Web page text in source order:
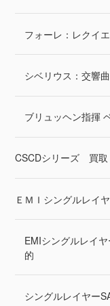
フォーレ：レクイ
シベリウス：交響曲
ブリュッヘン指揮
CSCDシリーズ 買取
ＥＭＩシングルレイ
EMIシングルレイ
的
シングルレイヤー